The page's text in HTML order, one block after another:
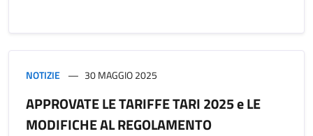
NOTIZIE 30 MAGGIO 2025
APPROVATE LE TARIFFE TARI 2025 e LE
MODIFICHE AL REGOLAMENTO